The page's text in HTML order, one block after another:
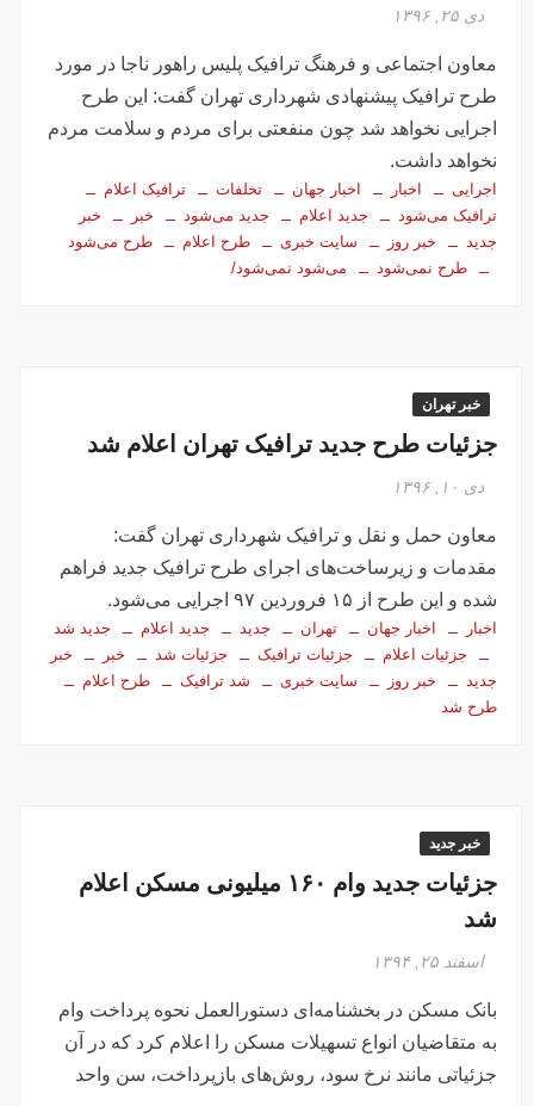
اولین جلسه امنیتی ایران و امارات پس از جنگ؟!
جاسوسی اسرائیل از مقامات آمریکا در خصوص ایران
سفره عقدی که با پهپاد در میدان انقلاب برپا شد
این سه نفر بد اخلاق‌ترین ایرانی‌های ۲۴ ساعت اخیر هستند
آیت‌الله دژکام: قرآن و عترت کلید هویت و حل مشکلات فرهنگی
جامعه‌اند
بازداشت ۴ نفر در پی حمله به فرمانداری فسا
در ساعات اخیر اینترنت برخی مردم قطع شد
دی ۲۵, ۱۳۹۶
معاون اجتماعی و فرهنگ ترافیک پلیس راهور ناجا در مورد
طرح ترافیک پیشنهادی شهرداری تهران گفت: این طرح
اجرایی نخواهد شد چون منفعتی برای مردم و سلامت مردم
نخواهد داشت.
اجرایی اخبار اخبار جهان تخلفات
ترافیک اعلام
ترافیک می‌شود
جدید اعلام جدید می‌شود خبر
خبر
جدید
خبر روز سایت خبری طرح اعلام
طرح می‌شود
طرح نمی‌شود
می‌شود نمی‌شود/
خبر تهران
جزئیات طرح جدید ترافیک تهران اعلام شد
دی ۱۰, ۱۳۹۶
معاون حمل و نقل و ترافیک شهرداری تهران گفت:
مقدمات و زیرساخت‌های اجرای طرح ترافیک جدید فراهم
شده و این طرح از ۱۵ فروردین ۹۷ اجرایی می‌شود.
اخبار اخبار جهان تهران جدید جدید اعلام
جدید شد
جزئیات اعلام
جزئیات ترافیک جزئیات شد خبر
خبر
جدید
خبر روز سایت خبری شد ترافیک
طرح اعلام
طرح شد
خبر جدید
جزئیات جدید وام ۱۶۰ میلیونی مسکن اعلام
شد
اسفند ۲۵, ۱۳۹۴
بانک مسکن در بخشنامه‌ای دستورالعمل نحوه پرداخت وام
به متقاضیان انواع تسهیلات مسکن را اعلام کرد که در آن
جزئیاتی مانند نرخ سود، روش‌های بازپرداخت، سن واحد